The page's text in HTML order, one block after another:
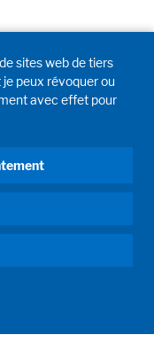
sites web de tiers
peux révoquer ou
avec effet pour